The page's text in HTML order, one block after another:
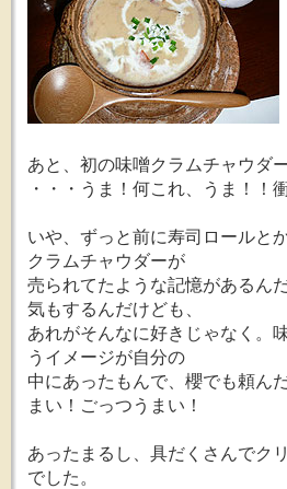
あと、初の味噌クラムチャウダー
・・・うま！何これ、うま！！
いや、ずっと前に寿司ロールと
クラムチャウダーが
売られてたような記憶があるん
気もするんだけども、
あれがそんなに好きじゃなく。
うイメージが自分の
中にあったもんで、櫻でも頼ん
まい！ごっつうまい！
あったまるし、具だくさんでク
でした。